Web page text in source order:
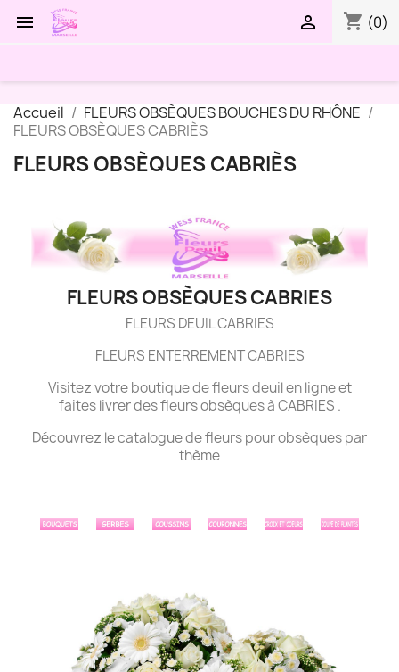
 shopping_cart (0)

Accueil
FLEURS OBSÈQUES BOUCHES DU RHÔNE
FLEURS OBSÈQUES CABRIÈS
FLEURS OBSÈQUES CABRIÈS
FLEURS OBSÈQUES CABRIES
FLEURS DEUIL CABRIES
FLEURS ENTERREMENT CABRIES
Visitez votre boutique de fleurs deuil en ligne et
faites livrer des fleurs obsèques à CABRIES .
Découvrez le catalogue de fleurs pour obsèques par
thème